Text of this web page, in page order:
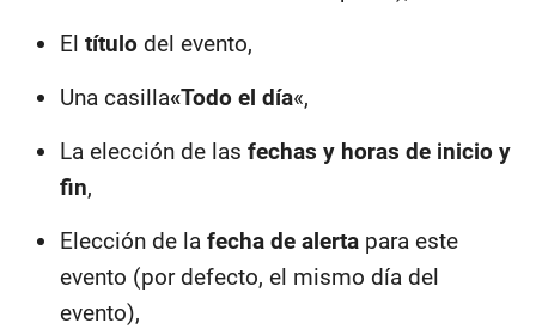
El título del evento,
Una casilla«Todo el día«,
La elección de las fechas y horas de inicio y
fin,
Elección de la fecha de alerta para este
evento (por defecto, el mismo día del
evento),